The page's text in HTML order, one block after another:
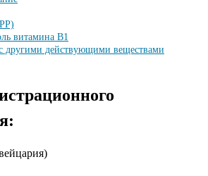
витамина В1
другими действующими веществами